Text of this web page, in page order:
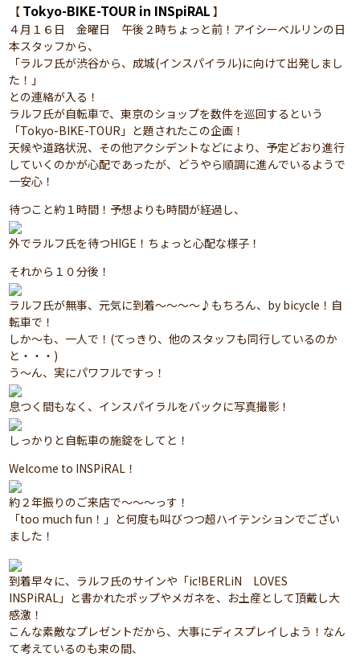
【 Tokyo-BIKE-TOUR in INSpiRAL 】
４月１６日 金曜日 午後２時ちょっと前！アイシーベルリンの日
本スタッフから、
「ラルフ氏が渋谷から、成城(インスパイラル)に向けて出発しまし
た！」
との連絡が入る！
ラルフ氏が自転車で、東京のショップを数件を巡回するという
「Tokyo-BIKE-TOUR」と題されたこの企画！
天候や道路状況、その他アクシデントなどにより、予定どおり進行
していくのかが心配であったが、どうやら順調に進んでいるようで
一安心！
待つこと約１時間！予想よりも時間が経過し、
外でラルフ氏を待つHIGE！ちょっと心配な様子！
それから１０分後！
ラルフ氏が無事、元気に到着～～～～♪もちろん、by bicycle！自
転車で！
しか～も、一人で！(てっきり、他のスタッフも同行しているのか
と・・・)
う～ん、実にパワフルですっ！
息つく間もなく、インスパイラルをバックに写真撮影！
しっかりと自転車の施錠をしてと！
Welcome to INSPiRAL！
約２年振りのご来店で～～～っす！
「too much fun！」と何度も叫びつつ超ハイテンションでござい
ました！
到着早々に、ラルフ氏のサインや「ic!BERLiN LOVES
INSPiRAL」と書かれたポップやメガネを、お土産として頂戴し大
感激！
こんな素敵なプレゼントだから、大事にディスプレイしよう！なん
て考えているのも束の間、